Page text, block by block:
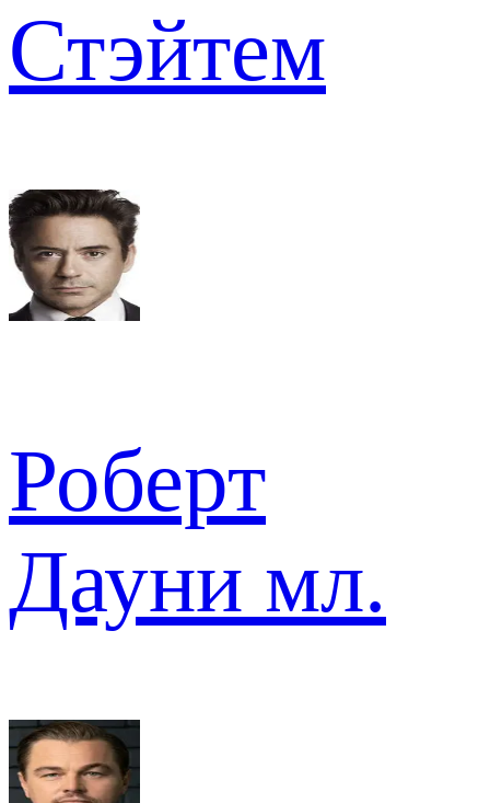
Стэйтем
Роберт
Дауни мл.